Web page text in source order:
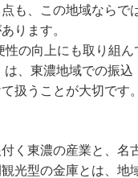
も、この地域なら
ります。
の向上にも取り組
、東濃地域での振
扱うことが大切です。
く東濃の産業と、名
光型の金庫とは、地